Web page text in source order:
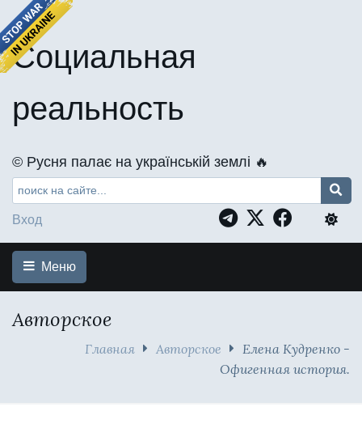
Социальная
реальность
©️ Русня палає на українській землі 🔥
Вход
Меню
Авторское
Главная Авторское
Елена Кудренко -
Офигенная история.